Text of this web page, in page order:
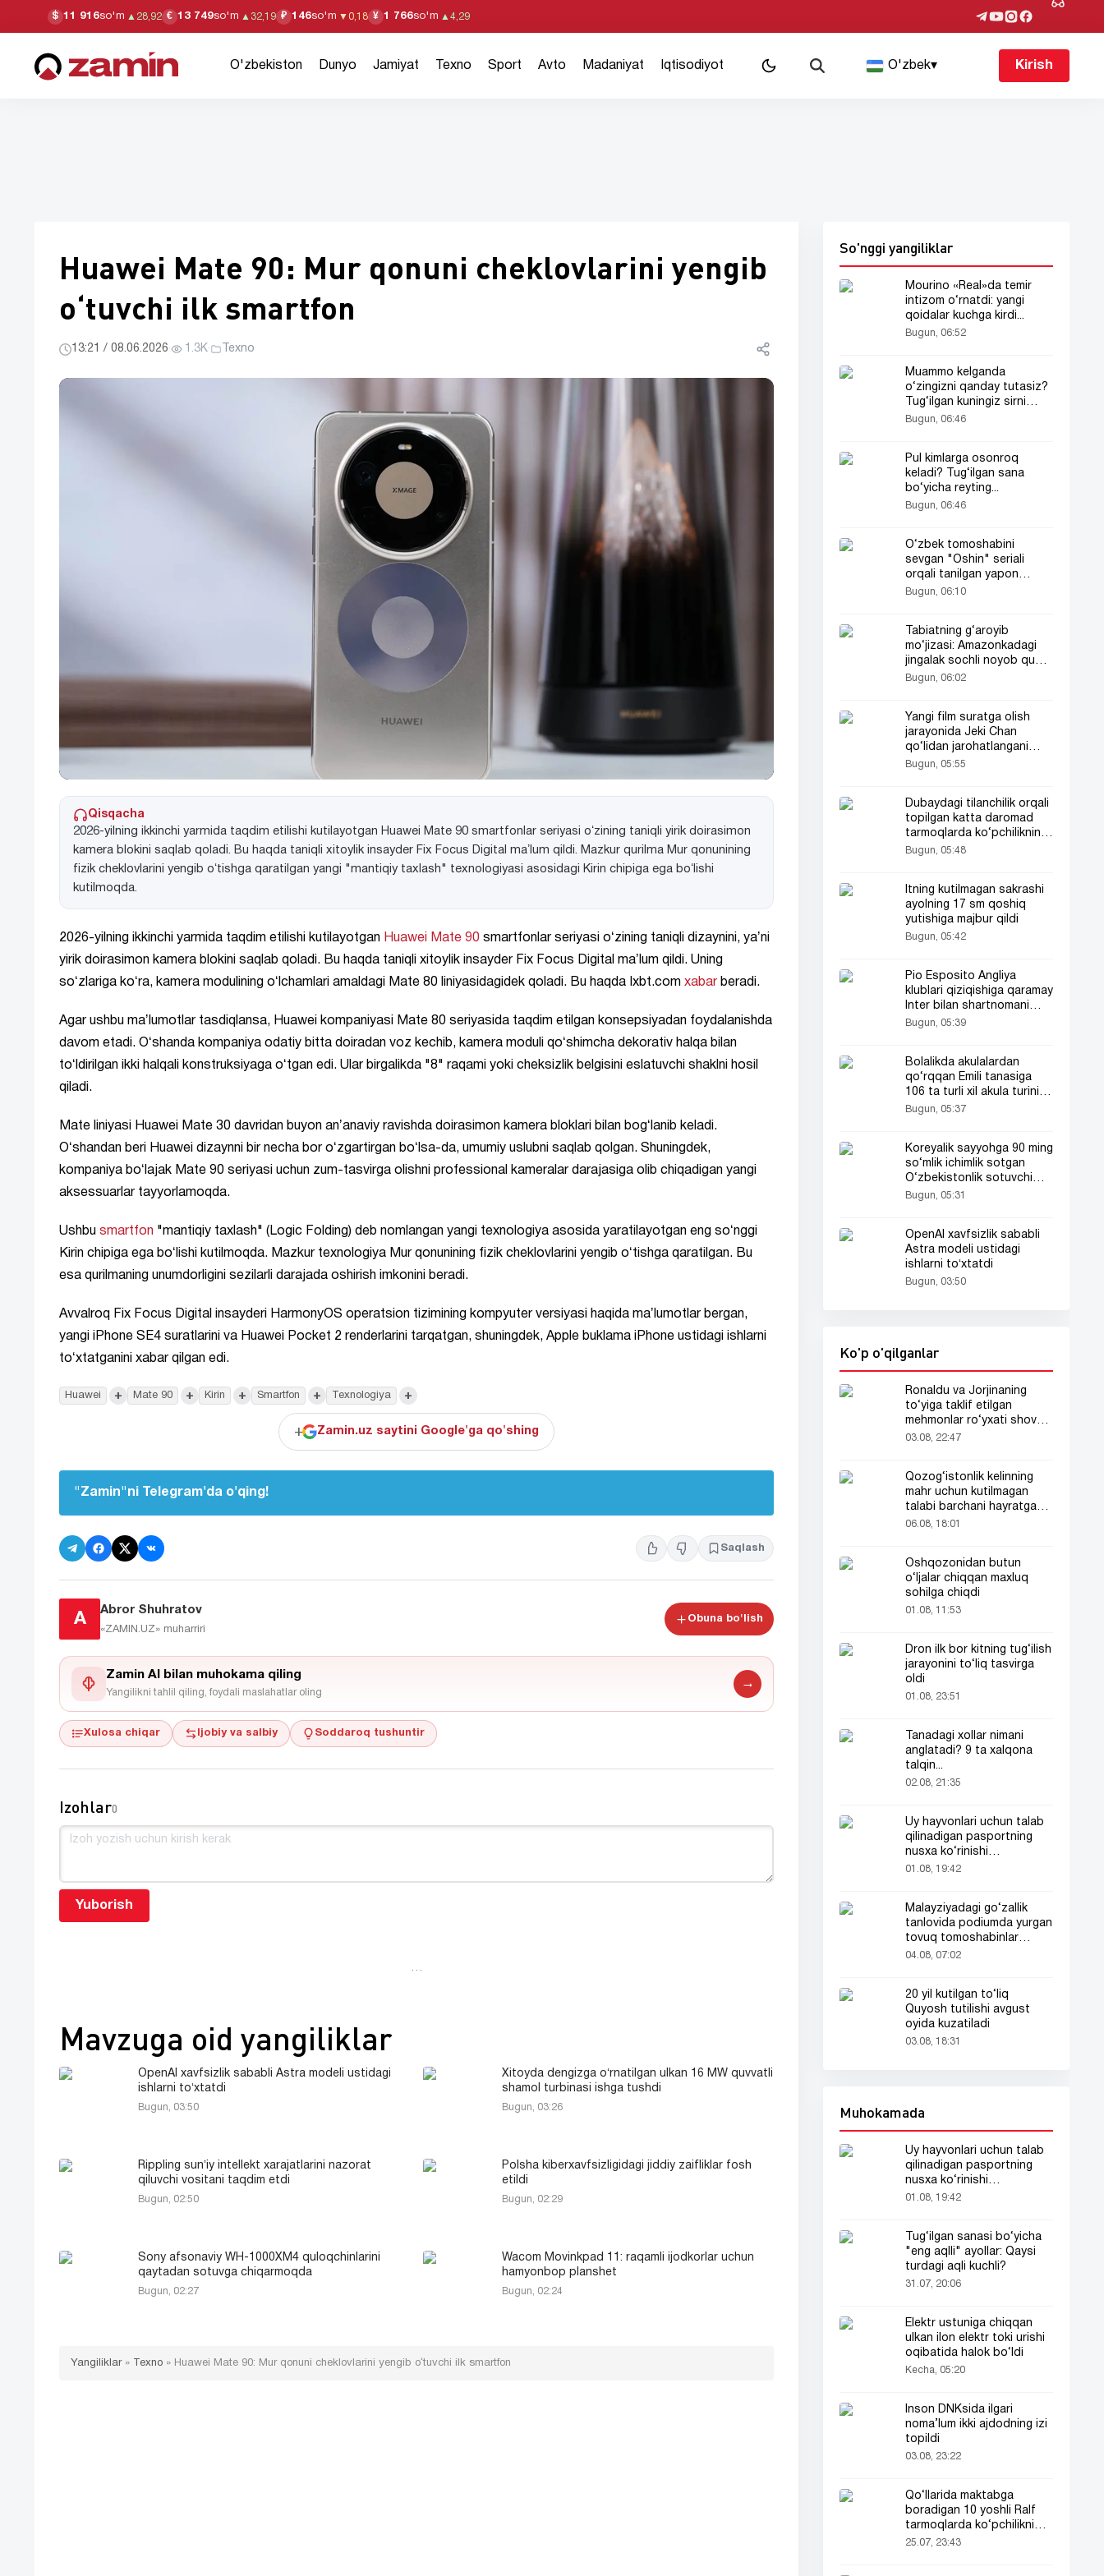
$ 11 916so'm ▲ 28,92 € 13 749so'm ▲ 32,19 ₽ 146so'm ▼ 0,18 ¥ 1 766so'm ▲ 4,29
O'zbekiston Dunyo Jamiyat Texno Sport Avto Madaniyat Iqtisodiyot O'zbek▾ Kirish
Huawei Mate 90: Mur qonuni cheklovlarini yengib
oʻtuvchi ilk smartfon
13:21 / 08.06.2026· 1.3K· Texno
Qisqacha
2026-yilning ikkinchi yarmida taqdim etilishi kutilayotgan Huawei Mate 90 smartfonlar seriyasi oʻzining taniqli yirik doirasimon
kamera blokini saqlab qoladi. Bu haqda taniqli xitoylik insayder Fix Focus Digital maʼlum qildi. Mazkur qurilma Mur qonunining
fizik cheklovlarini yengib oʻtishga qaratilgan yangi "mantiqiy taxlash" texnologiyasi asosidagi Kirin chipiga ega boʻlishi
kutilmoqda.
2026-yilning ikkinchi yarmida taqdim etilishi kutilayotgan Huawei Mate 90 smartfonlar seriyasi oʻzining taniqli dizaynini, yaʼni
yirik doirasimon kamera blokini saqlab qoladi. Bu haqda taniqli xitoylik insayder Fix Focus Digital maʼlum qildi. Uning
soʻzlariga koʻra, kamera modulining oʻlchamlari amaldagi Mate 80 liniyasidagidek qoladi. Bu haqda Ixbt.com xabar beradi.
Agar ushbu maʼlumotlar tasdiqlansa, Huawei kompaniyasi Mate 80 seriyasida taqdim etilgan konsepsiyadan foydalanishda
davom etadi. Oʻshanda kompaniya odatiy bitta doiradan voz kechib, kamera moduli qoʻshimcha dekorativ halqa bilan
toʻldirilgan ikki halqali konstruksiyaga oʻtgan edi. Ular birgalikda "8" raqami yoki cheksizlik belgisini eslatuvchi shaklni hosil
qiladi.
Mate liniyasi Huawei Mate 30 davridan buyon anʼanaviy ravishda doirasimon kamera bloklari bilan bogʻlanib keladi.
Oʻshandan beri Huawei dizaynni bir necha bor oʻzgartirgan boʻlsa-da, umumiy uslubni saqlab qolgan. Shuningdek,
kompaniya boʻlajak Mate 90 seriyasi uchun zum-tasvirga olishni professional kameralar darajasiga olib chiqadigan yangi
aksessuarlar tayyorlamoqda.
Ushbu smartfon "mantiqiy taxlash" (Logic Folding) deb nomlangan yangi texnologiya asosida yaratilayotgan eng soʻnggi
Kirin chipiga ega boʻlishi kutilmoqda. Mazkur texnologiya Mur qonunining fizik cheklovlarini yengib oʻtishga qaratilgan. Bu
esa qurilmaning unumdorligini sezilarli darajada oshirish imkonini beradi.
Avvalroq Fix Focus Digital insayderi HarmonyOS operatsion tizimining kompyuter versiyasi haqida maʼlumotlar bergan,
yangi iPhone SE4 suratlarini va Huawei Pocket 2 renderlarini tarqatgan, shuningdek, Apple buklama iPhone ustidagi ishlarni
toʻxtatganini xabar qilgan edi.
Huawei + Mate 90 + Kirin + Smartfon + Texnologiya +
+ Zamin.uz saytini Google'ga qo'shing
"Zamin"ni Telegram'da o'qing!
Saqlash
A
Abror Shuhratov
«ZAMIN.UZ» muharriri
Obuna bo'lish
Zamin AI bilan muhokama qiling
Yangilikni tahlil qiling, foydali maslahatlar oling
→
Xulosa chiqar Ijobiy va salbiy Soddaroq tushuntir
Izohlar0
Yuborish
…
Mavzuga oid yangiliklar
OpenAI xavfsizlik sababli Astra modeli ustidagi
ishlarni toʻxtatdi
Bugun, 03:50
Xitoyda dengizga oʻrnatilgan ulkan 16 MW quvvatli
shamol turbinasi ishga tushdi
Bugun, 03:26
Rippling sunʼiy intellekt xarajatlarini nazorat
qiluvchi vositani taqdim etdi
Bugun, 02:50
Polsha kiberxavfsizligidagi jiddiy zaifliklar fosh
etildi
Bugun, 02:29
Sony afsonaviy WH-1000XM4 quloqchinlarini
qaytadan sotuvga chiqarmoqda
Bugun, 02:27
Wacom Movinkpad 11: raqamli ijodkorlar uchun
hamyonbop planshet
Bugun, 02:24
Yangiliklar» Texno » Huawei Mate 90: Mur qonuni cheklovlarini yengib oʻtuvchi ilk smartfon
So'nggi yangiliklar
Mourino «Real»da temir
intizom o‘rnatdi: yangi
qoidalar kuchga kirdi...
Bugun, 06:52
Muammo kelganda
o‘zingizni qanday tutasiz?
Tug‘ilgan kuningiz sirni
ochadi
Bugun, 06:46
Pul kimlarga osonroq
keladi? Tug‘ilgan sana
bo‘yicha reyting...
Bugun, 06:46
O‘zbek tomoshabini
sevgan "Oshin" seriali
orqali tanilgan yapon
aktrisasi haqida siz
Bugun, 06:10
Tabiatning g‘aroyib
mo‘jizasi: Amazonkadagi
jingalak sochli noyob qush
olimlarni ham hayratga
Bugun, 06:02
Yangi film suratga olish
jarayonida Jeki Chan
qo‘lidan jarohatlangani
aytilmoqda
Bugun, 05:55
Dubaydagi tilanchilik orqali
topilgan katta daromad
tarmoqlarda ko‘pchilikning
qiziqishini uyg‘otdi
Bugun, 05:48
Itning kutilmagan sakrashi
ayolning 17 sm qoshiq
yutishiga majbur qildi
Bugun, 05:42
Pio Esposito Angliya
klublari qiziqishiga qaramay
Inter bilan shartnomani
uzaytirishi mumkin
Bugun, 05:39
Bolalikda akulalardan
qo‘rqqan Emili tanasiga
106 ta turli xil akula turini
chizdirib Ginneslar kitobiga
Bugun, 05:37
Koreyalik sayyohga 90 ming
so‘mlik ichimlik sotgan
O‘zbekistonlik sotuvchi
Koreya televideniyasida
Bugun, 05:31
OpenAI xavfsizlik sababli
Astra modeli ustidagi
ishlarni toʻxtatdi
Bugun, 03:50
Ko'p o'qilganlar
Ronaldu va Jorjinaning
to‘yiga taklif etilgan
mehmonlar ro‘yxati shov-
shuvda
03.08, 22:47
Qozog‘istonlik kelinning
mahr uchun kutilmagan
talabi barchani hayratga
soldi
06.08, 18:01
Oshqozonidan butun
o‘ljalar chiqqan maxluq
sohilga chiqdi
01.08, 11:53
Dron ilk bor kitning tug‘ilish
jarayonini to‘liq tasvirga
oldi
01.08, 23:51
Tanadagi xollar nimani
anglatadi? 9 ta xalqona
talqin...
02.08, 21:35
Uy hayvonlari uchun talab
qilinadigan pasportning
nusxa ko‘rinishi
tarmoqlarda tarqaldi
01.08, 19:42
Malayziyadagi go‘zallik
tanlovida podiumda yurgan
tovuq tomoshabinlar
e’tiborini tortdi
04.08, 07:02
20 yil kutilgan to‘liq
Quyosh tutilishi avgust
oyida kuzatiladi
03.08, 18:31
Muhokamada
Uy hayvonlari uchun talab
qilinadigan pasportning
nusxa ko‘rinishi
tarmoqlarda tarqaldi
01.08, 19:42
Tug‘ilgan sanasi bo‘yicha
"eng aqlli" ayollar: Qaysi
turdagi aqli kuchli?
31.07, 20:06
Elektr ustuniga chiqqan
ulkan ilon elektr toki urishi
oqibatida halok bo‘ldi
Kecha, 05:20
Inson DNKsida ilgari
noma’lum ikki ajdodning izi
topildi
03.08, 23:22
Qo‘llarida maktabga
boradigan 10 yoshli Ralf
tarmoqlarda ko‘pchilikni
ta’sirlantirdi
25.07, 23:43